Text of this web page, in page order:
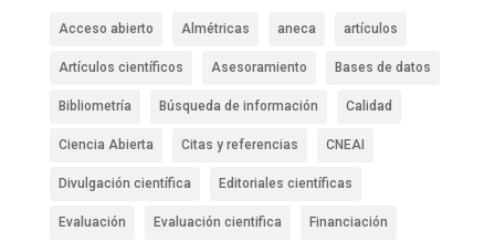
Acceso abierto Almétricas aneca artículos
Artículos científicos Asesoramiento Bases de datos
Bibliometría Búsqueda de información Calidad
Ciencia Abierta Citas y referencias CNEAI
Divulgación científica Editoriales científicas
Evaluación Evaluación cientifica Financiación